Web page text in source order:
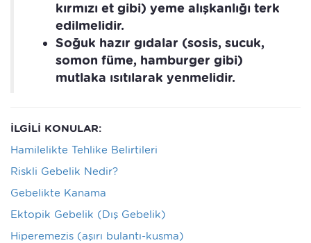
kırmızı et gibi) yeme alışkanlığı terk
edilmelidir.
Soğuk hazır gıdalar (sosis, sucuk,
somon füme, hamburger gibi)
mutlaka ısıtılarak yenmelidir.
İLGİLİ KONULAR:
Hamilelikte Tehlike Belirtileri
Riskli Gebelik Nedir?
Gebelikte Kanama
Ektopik Gebelik (Dış Gebelik)
Hiperemezis (aşırı bulantı-kusma)